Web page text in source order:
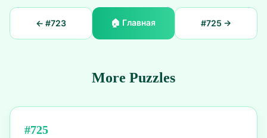
← #723 🏠 Главная #725 →
More Puzzles
#725